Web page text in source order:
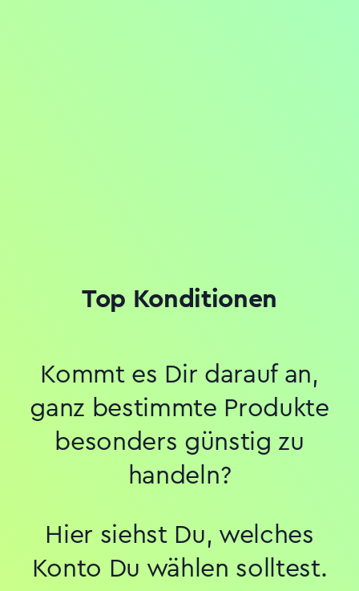
Top Konditionen
Kommt es Dir darauf an,
ganz bestimmte Produkte
besonders günstig zu
handeln?
Hier siehst Du, welches
Konto Du wählen solltest.